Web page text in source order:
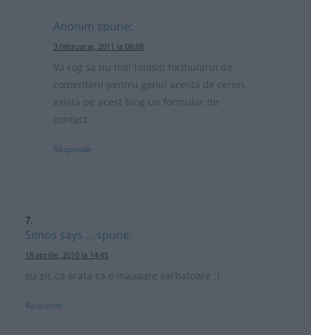
Anonim spune:
3 februarie, 2011 la 08:08
Va rog sa nu mai folositi formularul de
comentarii pentru genul acesta de cereri,
exista pe acest blog un formular de
contact.
Răspunde
Simos says ... spune:
18 aprilie, 2010 la 14:45
eu zic ca arata ca o maaaare sarbatoare :)
Răspunde